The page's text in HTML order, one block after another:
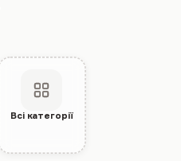
Всі категорії